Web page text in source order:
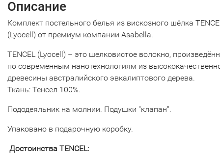
Описание
Комплект постельного белья из вискозного шёлка
(Lyocell) от премиум компании Asabella.
TENCEL (Lyocell) – это шелковистое волокно,
по современным нанотехнологиям из
древесины австралийского эвкалиптового дерева.
Ткань: Тенсел 100%.
Пододеяльник на молнии. Подушки "клапан".
Упаковано в подарочную коробку.
Достоинства TENCEL: